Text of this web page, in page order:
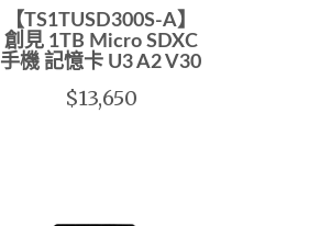
【TS1TUSD300S-A】
創見 1TB Micro SDXC
手機 記憶卡 U3 A2 V30
$13,650